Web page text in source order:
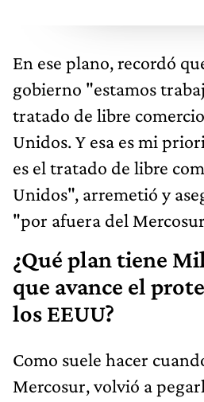
En ese plano, recordó
gobierno "estamos
tratado de libre
Unidos. Y esa es mi
es el tratado de libre
Unidos", arremetió y
"por afuera del
¿Qué plan tiene
que avance el
los EEUU?
Como suele hacer
Mercosur, volvió a